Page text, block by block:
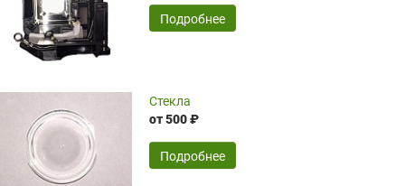
временные затраты по достаточно
оптимизированной стоимости, чему
чрезмерно благодарны!)))
SERGEY FOURSOV,24.04.2026
широкий ассортимент ламп, как оригиналов,
так и аналогов.Быстрое оформление и
передача в доставку, приемлемые цены. Мне
понравилось.
Читать полностью
Подробнее
Стекла
от 500 ₽
Подробнее